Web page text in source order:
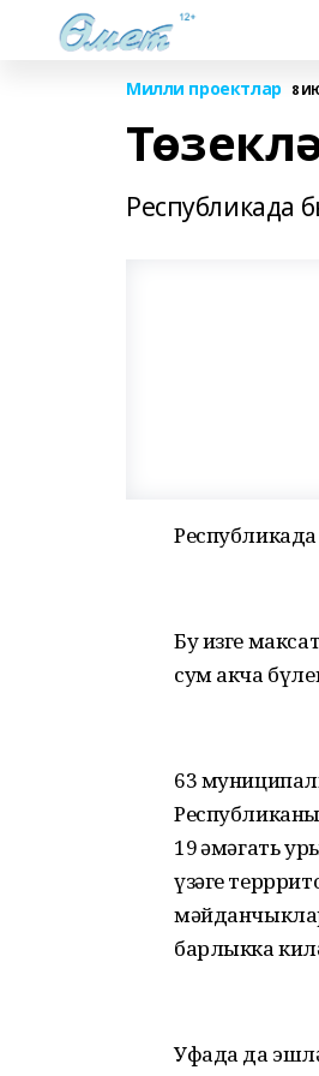
Милли проектлар 8
Республикада
Республикада
Бу изге
сум акча
63
19 җәмәгать
үзәге
барлыкка
Уфада да